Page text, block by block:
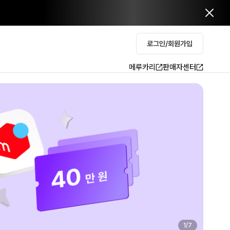
로그인/회원가입
메루카리 판매자센터
2/7